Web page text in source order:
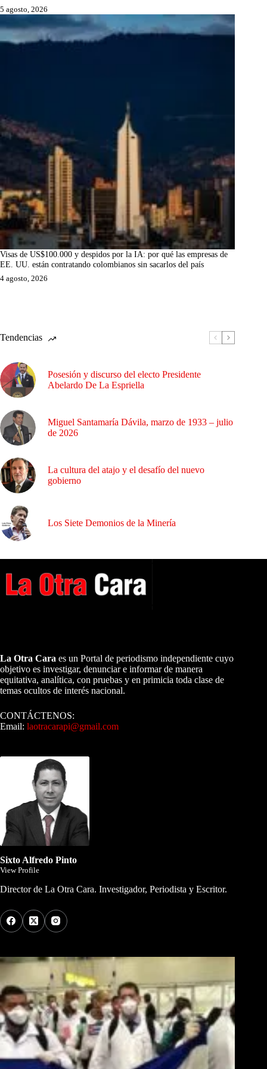
5 agosto, 2026
Visas de US$100.000 y despidos por la IA: por qué las empresas de
EE. UU. están contratando colombianos sin sacarlos del país
4 agosto, 2026
Tendencias
Posesión y discurso del electo Presidente
Abelardo De La Espriella
Miguel Santamaría Dávila, marzo de 1933 – julio
de 2026
La cultura del atajo y el desafío del nuevo
gobierno
Los Siete Demonios de la Minería
La Otra Cara es un Portal de periodismo independiente cuyo
objetivo es investigar, denunciar e informar de manera
equitativa, analítica, con pruebas y en primicia toda clase de
temas ocultos de interés nacional.
CONTÁCTENOS:
Email: laotracarapi@gmail.com
Sixto Alfredo Pinto
View Profile
Director de La Otra Cara. Investigador, Periodista y Escritor.